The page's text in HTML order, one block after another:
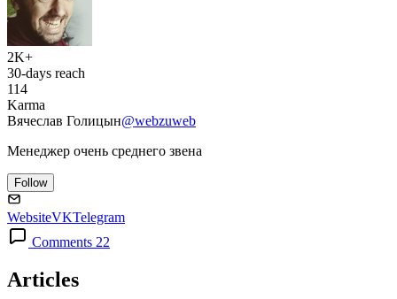
2K+
30-days reach
114
Karma
Вячеслав Голицын@webzuweb
Менеджер очень среднего звена
Follow
WebsiteVKTelegram
Comments 22
Articles